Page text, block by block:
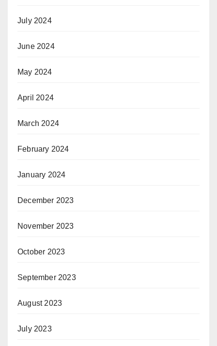
July 2024
June 2024
May 2024
April 2024
March 2024
February 2024
January 2024
December 2023
November 2023
October 2023
September 2023
August 2023
July 2023